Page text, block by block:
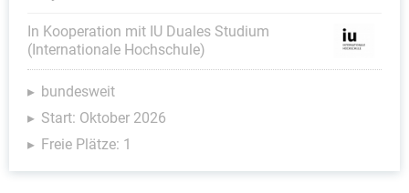
In Kooperation mit IU Duales Studium
(Internationale Hochschule)
bundesweit
Start: Oktober 2026
Freie Plätze: 1